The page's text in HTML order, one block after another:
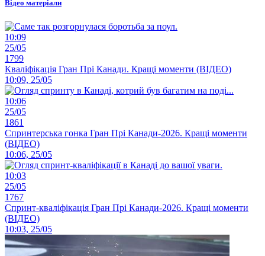
Відео матеріали
10:09
25/05
1799
Кваліфікація Гран Прі Канади. Кращі моменти (ВІДЕО)
10:09, 25/05
10:06
25/05
1861
Спринтерська гонка Гран Прі Канади-2026. Кращі моменти
(ВІДЕО)
10:06, 25/05
10:03
25/05
1767
Спринт-кваліфікація Гран Прі Канади-2026. Кращі моменти
(ВІДЕО)
10:03, 25/05